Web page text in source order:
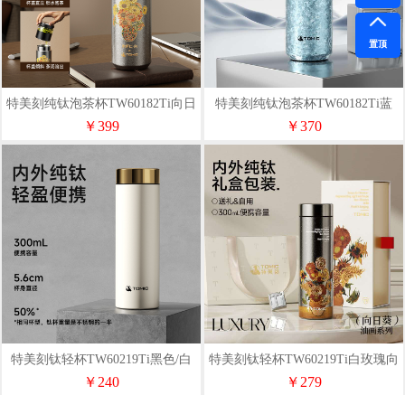
特美刻纯钛泡茶杯TW60182Ti向日
葵（礼盒装）520ml
￥399
特美刻纯钛泡茶杯TW60182Ti蓝
色/银色520ml
￥370
特美刻钛轻杯TW60219Ti黑色/白
色/结晶本300M
￥240
特美刻钛轻杯TW60219Ti白玫瑰向
日葵杏树300ML
￥279
置顶